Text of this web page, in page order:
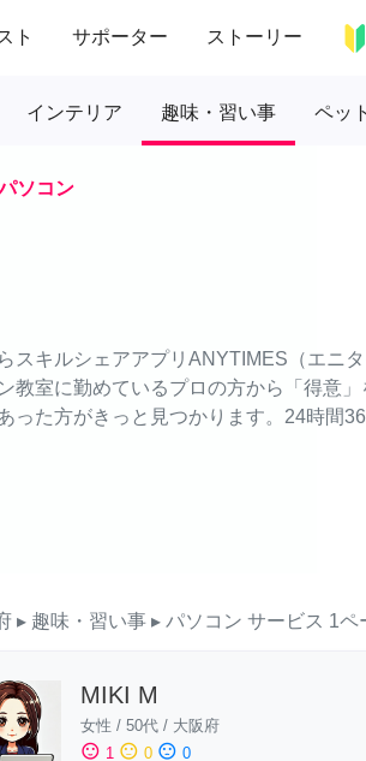
ト サポーター ストーリー
インテリア 趣味・習い事 ペット
ソコン
スキルシェアアプリANYTIMES（エニ
教室に勤めているプロの方から「得意」
った方がきっと見つかります。24時間
▸ 趣味・習い事 ▸ パソコン サービス 1ペ
MIKI M
女性 / 50代 / 大阪府
sentiment_satisfied 1 sentiment_neutral 0 sentiment_dissatisfied 0